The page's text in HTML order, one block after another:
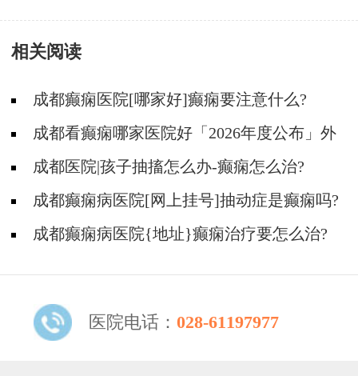
么情况下可减少用药?
相关阅读
成都癫痫医院[哪家好]癫痫要注意什么?
成都看癫痫哪家医院好「2026年度公布」外
伤后癫痫有什么特征?
成都医院|孩子抽搐怎么办-癫痫怎么治?
成都癫痫病医院[网上挂号]抽动症是癫痫吗?
成都癫痫病医院{地址}癫痫治疗要怎么治?
医院电话： 028-61197977